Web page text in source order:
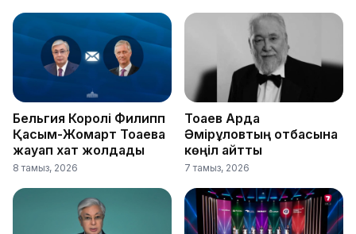
Бельгия Королі Филипп
Қасым-Жомарт Тоқаевқа
жауап хат жолдады
8 тамыз, 2026
Тоқаев Ардақ
Әмірқұловтың отбасына
көңіл айтты
7 тамыз, 2026